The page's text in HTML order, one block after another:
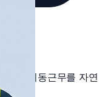
퇴근, 이동근무를 자연